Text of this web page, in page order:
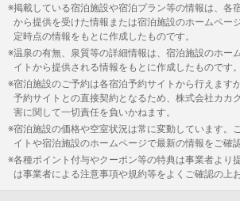
掲載している宿泊施設や宿泊プラン等の情報は、各
から提供を受けた情報または宿泊施設のホームペー
定時点の情報をもとに作成したものです。
温泉の有無、泉質等の詳細情報は、宿泊施設のホー
イトから提供される情報をもとに作成したものです。
宿泊施設のご予約は各宿泊予約サイトから行えます
予約サイトとの直接契約となるため、株式会社カカ
害に関して一切責任を負いかねます。
宿泊施設の価格や空室状況は常に変動しています。
イトや宿泊施設のホームページで最新の情報をご確
各種ポイント付与やクーポン等の特典は事業者より
は事業者による注意事項や規約等をよくご確認の上